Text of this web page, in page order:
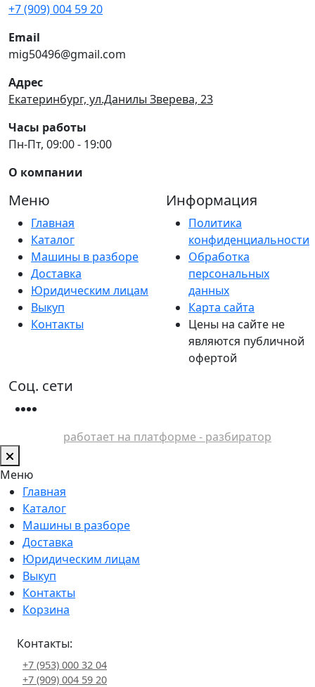
+7 (909) 004 59 20
Email
mig50496@gmail.com
Адрес
Екатеринбург, ул.Данилы Зверева, 23
Часы работы
Пн-Пт, 09:00 - 19:00
О компании
Меню
Главная
Каталог
Машины в разборе
Доставка
Юридическим лицам
Выкуп
Контакты
Информация
Политика
конфиденциальности
Обработка
персональных
данных
Карта сайта
Цены на сайте не
являются публичной
офертой
Соц. сети
работает на платформе - разбиратор
Меню
Главная
Каталог
Машины в разборе
Доставка
Юридическим лицам
Выкуп
Контакты
Корзина
Контакты:
+7 (953) 000 32 04
+7 (909) 004 59 20